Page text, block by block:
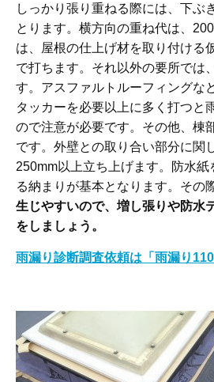
しっかり張り重ねる際には、下ぶ
とります。横方向の重ね代は、
は、屋根の仕上げ材を取り付ける
で打ちます。それ以外の要所では
す。アスファルトルーフィングな
タッカーを必要以上に多く打つと
ので注意が必要です。その他、棟
です。外壁との取り合い部分に関
250mm以上立ち上げます。防水
る納まりが基本となります。その
生じやすいので、増し張りや防水
をしましょう。
雨漏り診断調査依頼は「雨漏り